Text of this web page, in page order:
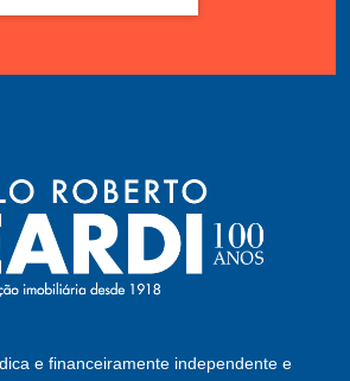
e financeiramente independente e